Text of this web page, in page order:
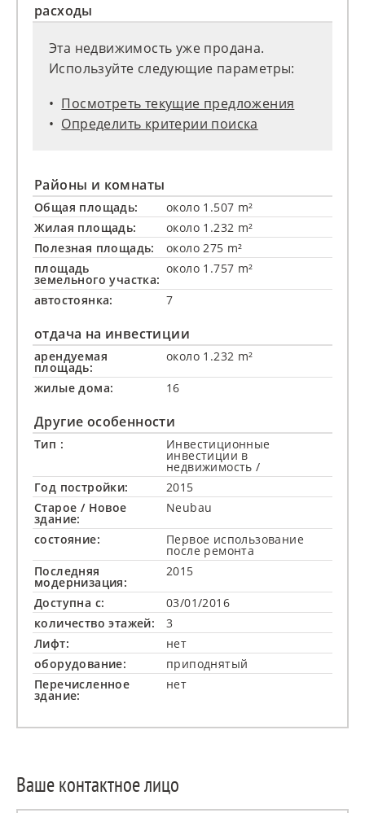
расходы
Эта недвижимость уже продана.
Используйте следующие параметры:
Посмотреть текущие предложения
Определить критерии поиска
Районы и комнаты
Общая площадь:
около 1.507 m²
Жилая площадь:
около 1.232 m²
Полезная площадь:
около 275 m²
площадь
земельного участка:
около 1.757 m²
автостоянка: 7
отдача на инвестиции
арендуемая
площадь:
около 1.232 m²
жилые дома: 16
Другие особенности
Тип : Инвестиционные
инвестиции в
недвижимость /
Год постройки:
2015
Старое / Новое
здание:
Neubau
состояние: Первое использование
после ремонта
Последняя
модернизация:
2015
Доступна с:
03/01/2016
количество этажей:
3
Лифт:
нет
оборудование:
приподнятый
Перечисленное
здание:
нет
Ваше контактное лицо